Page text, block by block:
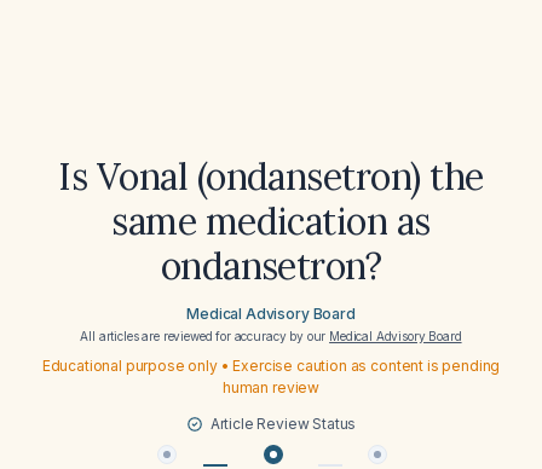
Is Vonal (ondansetron) the
same medication as
ondansetron?
Medical Advisory Board
All articles are reviewed for accuracy by our Medical Advisory Board
Educational purpose only • Exercise caution as content is pending
human review
Article Review Status